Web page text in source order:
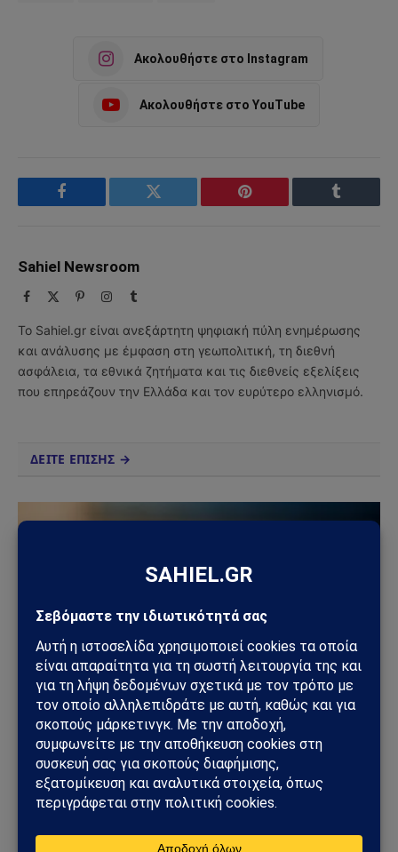
Ακολουθήστε στο Instagram
Ακολουθήστε στο YouTube
Facebook Twitter Pinterest Tumblr
Sahiel Newsroom
Facebook PinterestInstagram
Tumblr
Το Sahiel.gr είναι ανεξάρτητη ψηφιακή πύλη ενημέρωσης
και ανάλυσης με έμφαση στη γεωπολιτική, τη διεθνή
ασφάλεια, τα εθνικά ζητήματα και τις διεθνείς εξελίξεις
που επηρεάζουν την Ελλάδα και τον ευρύτερο ελληνισμό.
ΔΕΙΤΕ ΕΠΙΣΗΣ →
ΠΕΡΙΒΆΛΛΟΝ
Ιταλία: Άδεια μετ’ αποδοχών για φροντίδα
άρρωστων κατοικίδιων – Νέα εποχή στα
εργασιακά δικαιώματα